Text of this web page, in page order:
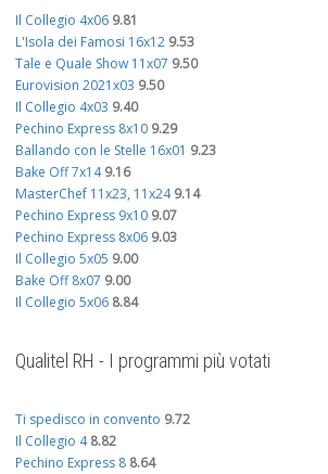
Il Collegio 4x06 9.81
L'Isola dei Famosi 16x12 9.53
Tale e Quale Show 11x07 9.50
Eurovision 2021x03 9.50
Il Collegio 4x03 9.40
Pechino Express 8x10 9.29
Ballando con le Stelle 16x01 9.23
Bake Off 7x14 9.16
MasterChef 11x23, 11x24 9.14
Pechino Express 9x10 9.07
Pechino Express 8x06 9.03
Il Collegio 5x05 9.00
Bake Off 8x07 9.00
Il Collegio 5x06 8.84
Qualitel RH - I programmi più votati
Ti spedisco in convento 9.72
Il Collegio 4 8.82
Pechino Express 8 8.64